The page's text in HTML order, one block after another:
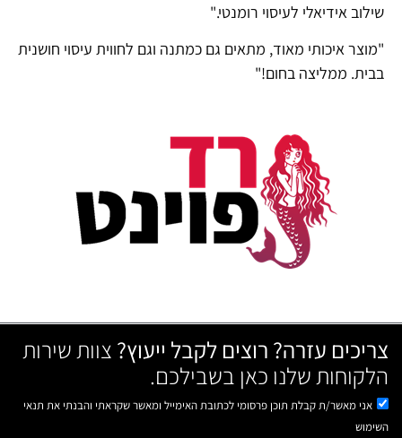
שילוב אידיאלי לעיסוי רומנטי."
"מוצר איכותי מאוד, מתאים גם כמתנה וגם לחווית עיסוי חושנית
בבית. ממליצה בחום!"
צריכים עזרה? רוצים לקבל ייעוץ? צוות שירות
הלקוחות שלנו כאן בשבילכם.
אני מאשר/ת קבלת תוכן פרסומי לכתובת האימייל ומאשר שקראתי והבנתי את תנאי
השימוש